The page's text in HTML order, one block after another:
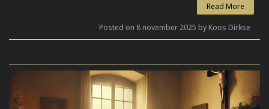
Read More
Posted on 8 november 2025 by Koos Dirkse